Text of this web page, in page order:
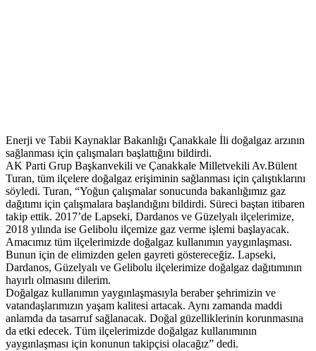
Enerji ve Tabii Kaynaklar Bakanlığı Çanakkale İli doğalgaz arzının
sağlanması için çalışmaları başlattığını bildirdi.
AK Parti Grup Başkanvekili ve Çanakkale Milletvekili Av.Bülent
Turan, tüm ilçelere doğalgaz erişiminin sağlanması için çalıştıklarını
söyledi. Turan, “Yoğun çalışmalar sonucunda bakanlığımız gaz
dağıtımı için çalışmalara başlandığını bildirdi. Süreci baştan itibaren
takip ettik. 2017’de Lapseki, Dardanos ve Güzelyalı ilçelerimize,
2018 yılında ise Gelibolu ilçemize gaz verme işlemi başlayacak.
Amacımız tüm ilçelerimizde doğalgaz kullanımın yaygınlaşması.
Bunun için de elimizden gelen gayreti göstereceğiz. Lapseki,
Dardanos, Güzelyalı ve Gelibolu ilçelerimize doğalgaz dağıtımının
hayırlı olmasını dilerim.
Doğalgaz kullanımın yaygınlaşmasıyla beraber şehrimizin ve
vatandaşlarımızın yaşam kalitesi artacak. Aynı zamanda maddi
anlamda da tasarruf sağlanacak. Doğal güzelliklerinin korunmasına
da etki edecek. Tüm ilçelerimizde doğalgaz kullanımının
yaygınlaşması için konunun takipçisi olacağız” dedi.